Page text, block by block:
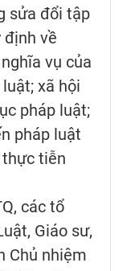
sửa đổi tập
định về
vụ của
xã hội
pháp luật;
pháp luật
tiễn
các tổ
Giáo sư,
Chủ nhiệm